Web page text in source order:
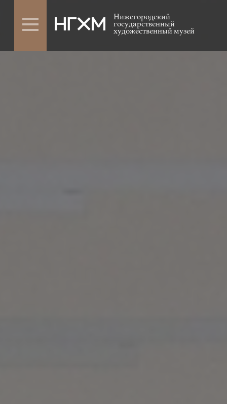
Нижегородский
государственный
художественный музей